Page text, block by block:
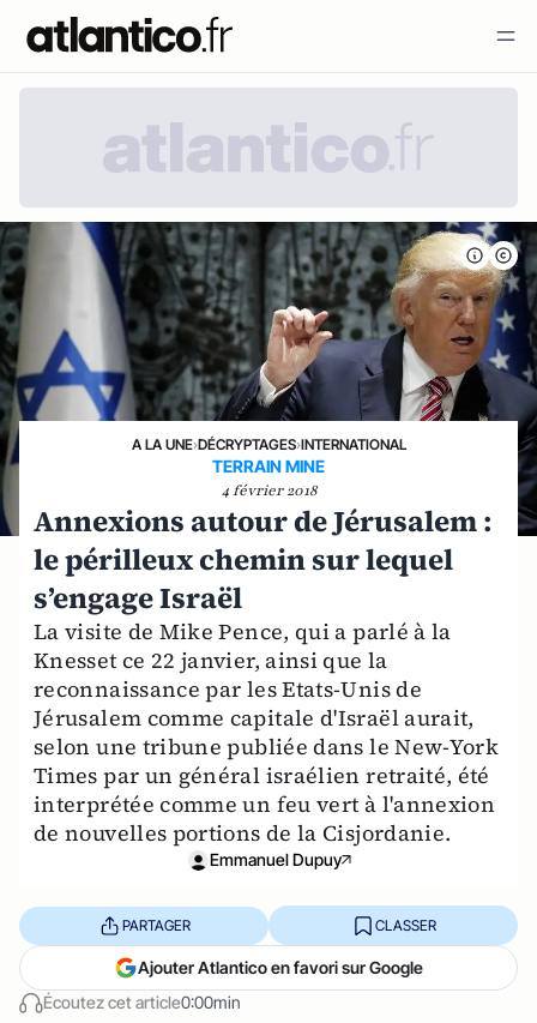
A LA UNE›DÉCRYPTAGES›INTERNATIONAL
TERRAIN MINE
4 février 2018
Annexions autour de Jérusalem :
le périlleux chemin sur lequel
s’engage Israël
La visite de Mike Pence, qui a parlé à la
Knesset ce 22 janvier, ainsi que la
reconnaissance par les Etats-Unis de
Jérusalem comme capitale d'Israël aurait,
selon une tribune publiée dans le New-York
Times par un général israélien retraité, été
interprétée comme un feu vert à l'annexion
de nouvelles portions de la Cisjordanie.
Emmanuel Dupuy
Écoutez cet article0:00min
PARTAGER CLASSER
Ajouter Atlantico en favori sur Google